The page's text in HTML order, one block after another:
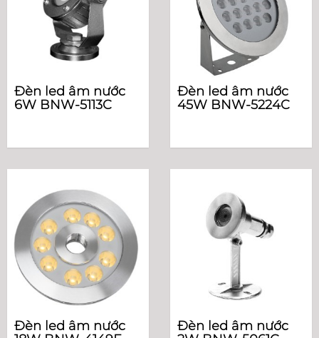
Đèn led âm nước
6W BNW-5113C
Đèn led âm nước
45W BNW-5224C
Đèn led âm nước
Đèn led âm nước